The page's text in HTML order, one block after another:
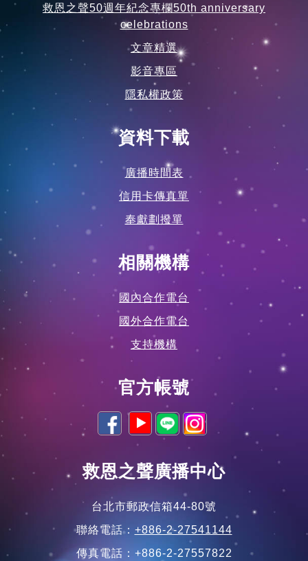
救恩之聲50週年紀念專欄50th anniversary
celebrations
文章精選
影音專區
隱私權政策
資料下載
廣播時間表
信用卡傳真單
奉獻劃撥單
相關機構
國內合作電台
國外合作電台
支持機構
官方帳號
救恩之聲廣播中心
台北市郵政信箱44-80號
聯絡電話： +886-2-27541144
傳真電話：+886-2-27557822